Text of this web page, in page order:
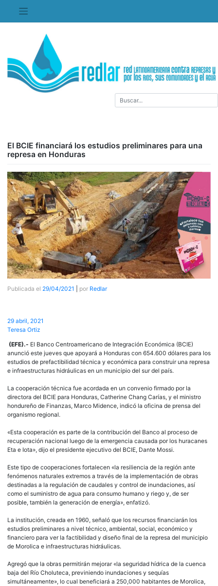
contenido
El BCIE financiará los estudios preliminares para una
represa en Honduras
Publicada el 29/04/2021 por Redlar
29 abril, 2021
Teresa Ortiz
(EFE).- El Banco Centroamericano de Integración Económica (BCIE)
anunció este jueves que apoyará a Honduras con 654.600 dólares para los
estudios de prefactibilidad técnica y económica para construir una represa
e infraestructuras hidráulicas en un municipio del sur del país.
La cooperación técnica fue acordada en un convenio firmado por la
directora del BCIE para Honduras, Catherine Chang Carías, y el ministro
hondureño de Finanzas, Marco Midence, indicó la oficina de prensa del
organismo regional.
«Esta cooperación es parte de la contribución del Banco al proceso de
recuperación nacional luego de la emergencia causada por los huracanes
Eta e Iota», dijo el presidente ejecutivo del BCIE, Dante Mossi.
Este tipo de cooperaciones fortalecen «la resiliencia de la región ante
fenómenos naturales extremos a través de la implementación de obras
destinadas a la regulación de caudales y control de inundaciones, así
como el suministro de agua para consumo humano y riego y, de ser
posible, también la generación de energía», enfatizó.
La institución, creada en 1960, señaló que los recursos financiarán los
estudios preliminares a nivel técnico, ambiental, social, económico y
financiero para ver la factibilidad y diseño final de la represa del municipio
de Morolica e infraestructuras hidráulicas.
Agregó que la obras permitirán mejorar «la seguridad hídrica de la cuenca
baja del Río Choluteca, previniendo inundaciones y sequías
simultáneamente», lo cual beneficiará a 250,000 habitantes de Morolica,